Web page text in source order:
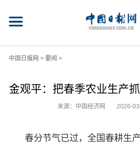
中国日报网 > 要闻 >
金观平：把春季农业生产
来源：中国经济网 2026-
春分节气已过，全国春耕生